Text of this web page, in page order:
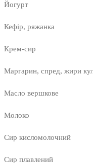
Йогурт
Кефір, ряжанка
Крем-сир
Маргарин, спред, жири
Масло вершкове
Молоко
Сир кисломолочний
Сир плавлений